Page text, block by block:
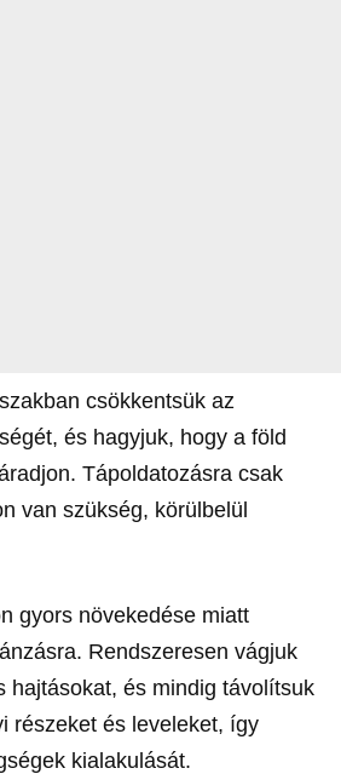
csökkentsük az
és hagyjuk, hogy a föld
Tápoldatozásra csak
van szükség, körülbelül
gyors növekedése miatt
Rendszeresen vágjuk
hajtásokat, és mindig távolítsuk
részeket és leveleket, így
kialakulását.